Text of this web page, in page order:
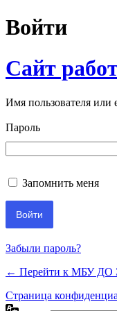
Войти
Сайт
Имя пользователя или
Пароль
Запомнить меня
Забыли пароль?
← Перейти к МБУ ДО
Страница